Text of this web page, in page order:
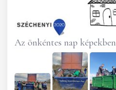
Az önkéntes nap képekben